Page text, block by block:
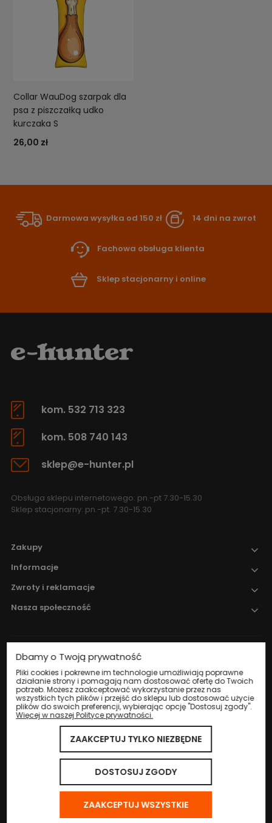
Collar WauDog szarpak dla
psa z piszczałką udko
kurczaka S
26,00 zł
Darmowa wysyłka od 150 zł 14 dni na zwrot
Fachowa obsługa klienta
Sklep stacjonarny i online
kom. 532 713 323
kom. 508 740 143
sklep@e-hunter.pl
Obsługa sklepu internetowego: pn.-pt 7.30-15.30
Sklep stacjonarny: pn.-pt. 7.30-15.30
Zakupy
Informacje
Zwroty i reklamacje
Nasza społeczność
Nadzór nad obrotem produktami
leczniczymi weterynaryjnymi sprawuje
Wojewódzki Inspektorat Weterynarii w
Katowicach.
© 2024 Eco Life Group. Wszystkie prawa zastrzeżone.
Dbamy o Twoją prywatność
Pliki cookies i pokrewne im technologie umożliwiają poprawne
działanie strony i pomagają nam dostosować ofertę do Twoich
potrzeb. Możesz zaakceptować wykorzystanie przez nas
wszystkich tych plików i przejść do sklepu lub dostosować użycie
plików do swoich preferencji, wybierając opcję "Dostosuj zgody".
Więcej w naszej Polityce prywatności.
ZAAKCEPTUJ TYLKO NIEZBĘDNE
DOSTOSUJ ZGODY
ZAAKCEPTUJ WSZYSTKIE